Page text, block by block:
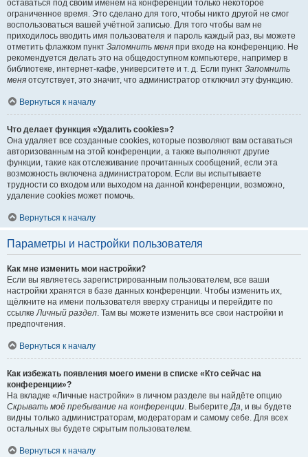
оставаться под своим именем на конференции только некоторое
ограниченное время. Это сделано для того, чтобы никто другой не смог
воспользоваться вашей учётной записью. Для того чтобы вам не
приходилось вводить имя пользователя и пароль каждый раз, вы можете
отметить флажком пункт Запомнить меня при входе на конференцию. Не
рекомендуется делать это на общедоступном компьютере, например в
библиотеке, интернет-кафе, университете и т. д. Если пункт Запомнить
меня отсутствует, это значит, что администратор отключил эту функцию.
Вернуться к началу
Что делает функция «Удалить cookies»?
Она удаляет все созданные cookies, которые позволяют вам оставаться
авторизованным на этой конференции, а также выполняют другие
функции, такие как отслеживание прочитанных сообщений, если эта
возможность включена администратором. Если вы испытываете
трудности со входом или выходом на данной конференции, возможно,
удаление cookies может помочь.
Вернуться к началу
Параметры и настройки пользователя
Как мне изменить мои настройки?
Если вы являетесь зарегистрированным пользователем, все ваши
настройки хранятся в базе данных конференции. Чтобы изменить их,
щёлкните на имени пользователя вверху страницы и перейдите по
ссылкеЛичный раздел. Там вы можете изменить все свои настройки и
предпочтения.
Вернуться к началу
Как избежать появления моего имени в списке «Кто сейчас на
конференции»?
На вкладке «Личные настройки» в личном разделе вы найдёте опцию
Скрывать моё пребывание на конференции. ВыберитеДа, и вы будете
видны только администраторам, модераторам и самому себе. Для всех
остальных вы будете скрытым пользователем.
Вернуться к началу